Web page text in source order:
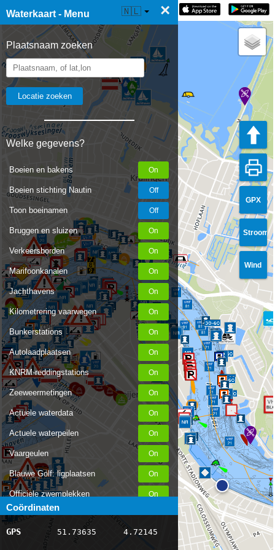
Waterkaart - Menu ×
Plaatsnaam zoeken
Welke gegevens?
Boeien en bakens
Boeien stichting Nautin
Toon boeinamen
Bruggen en sluizen
Verkeersborden
Marifoonkanalen
Jachthavens
Kilometrering vaarwegen
Bunkerstations
Autolaadplaatsen
KNRM-reddingstations
Zeeweermetingen
Actuele waterdata
Actuele waterpeilen
Vaargeulen
Blauwe Golf: ligplaatsen
Officiele zwemplekken
Stremmingen/hinder
AIS scheepsposities
Coördinaten
GPS 51.73635 4.72145
☰ Waterkaart Live 🇳🇱
GPX
Stroom
Wind
Fuel